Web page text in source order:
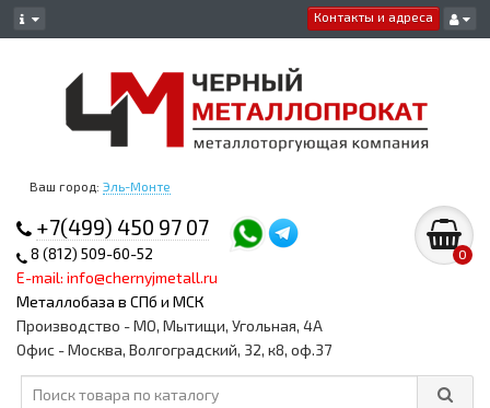
Контакты и адреса
Ваш город: Эль-Монте
+7(499) 450 97 07
8 (812) 509-60-52
E-mail: info@chernyjmetall.ru
Металлобаза в СПб и МСК
0
Производство - МО, Мытищи, Угольная, 4А
Офис - Москва, Волгоградский, 32, к8, оф.37